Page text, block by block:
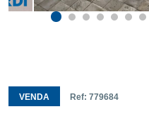
VENDA Ref: 779684